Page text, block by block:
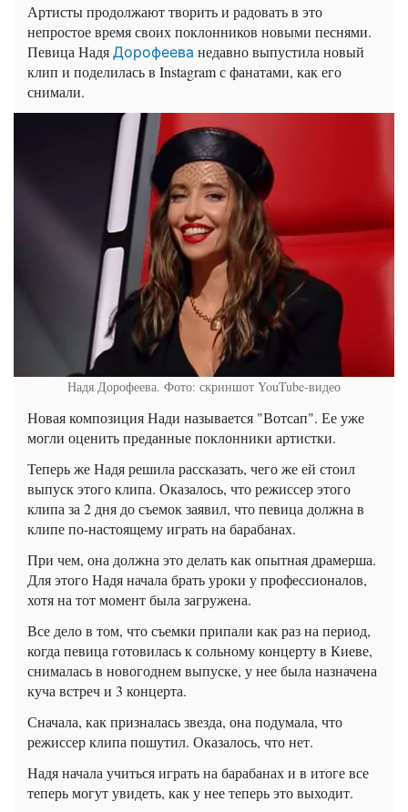
Артисты продолжают творить и радовать в это
непростое время своих поклонников новыми песнями.
Певица Надя Дорофеева недавно выпустила новый
клип и поделилась в Instagram с фанатами, как его
снимали.
Надя Дорофеева. Фото: скриншот YouTube-видео
Новая композиция Нади называется "Вотсап". Ее уже
могли оценить преданные поклонники артистки.
Теперь же Надя решила рассказать, чего же ей стоил
выпуск этого клипа. Оказалось, что режиссер этого
клипа за 2 дня до съемок заявил, что певица должна в
клипе по-настоящему играть на барабанах.
При чем, она должна это делать как опытная драмерша.
Для этого Надя начала брать уроки у профессионалов,
хотя на тот момент была загружена.
Все дело в том, что съемки припали как раз на период,
когда певица готовилась к сольному концерту в Киеве,
снималась в новогоднем выпуске, у нее была назначена
куча встреч и 3 концерта.
Сначала, как призналась звезда, она подумала, что
режиссер клипа пошутил. Оказалось, что нет.
Надя начала учиться играть на барабанах и в итоге все
теперь могут увидеть, как у нее теперь это выходит.